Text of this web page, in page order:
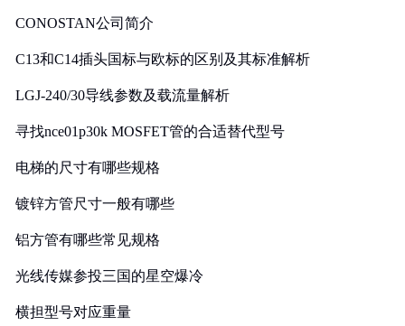
CONOSTAN公司简介
C13和C14插头国标与欧标的区别及其标准解析
LGJ-240/30导线参数及载流量解析
寻找nce01p30k MOSFET管的合适替代型号
电梯的尺寸有哪些规格
镀锌方管尺寸一般有哪些
铝方管有哪些常见规格
光线传媒参投三国的星空爆冷
横担型号对应重量